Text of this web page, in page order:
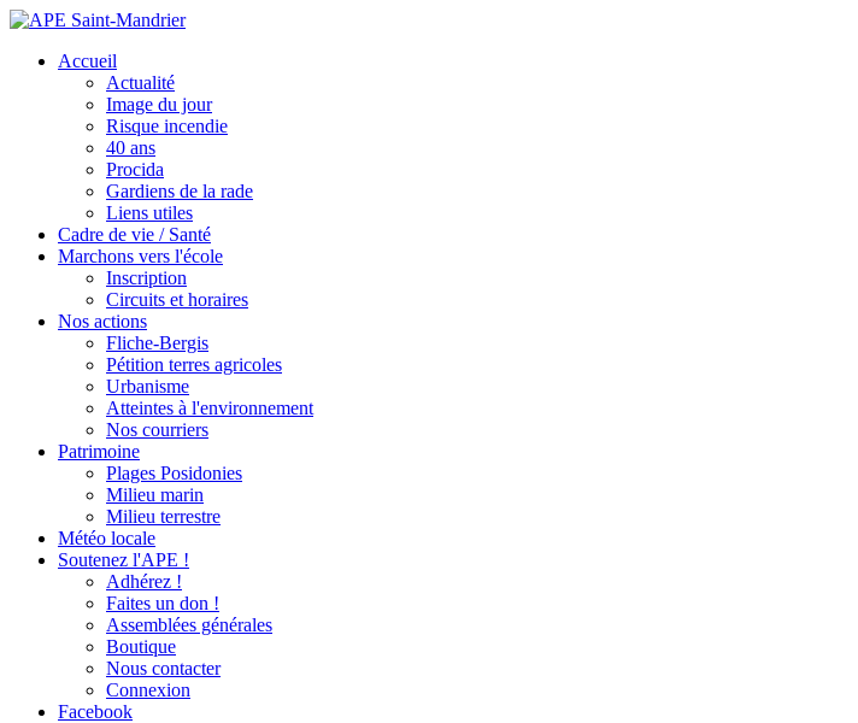
Accueil
Actualité
Image du jour
Risque incendie
40 ans
Procida
Gardiens de la rade
Liens utiles
Cadre de vie / Santé
Marchons vers l'école
Inscription
Circuits et horaires
Nos actions
Fliche-Bergis
Pétition terres agricoles
Urbanisme
Atteintes à l'environnement
Nos courriers
Patrimoine
Plages Posidonies
Milieu marin
Milieu terrestre
Météo locale
Soutenez l'APE !
Adhérez !
Faites un don !
Assemblées générales
Boutique
Nous contacter
Connexion
Facebook